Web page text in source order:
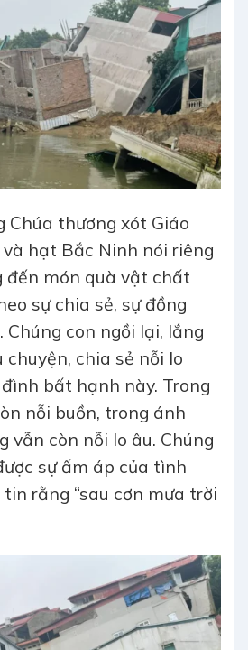
Chúa thương xót Giáo
hạt Bắc Ninh nói riêng
đến món quà vật chất
sự chia sẻ, sự đồng
Chúng con ngồi lại, lắng
chuyện, chia sẻ nỗi lo
bất hạnh này. Trong
nỗi buồn, trong ánh
vẫn còn nỗi lo âu. Chúng
sự ấm áp của tình
rằng “sau cơn mưa trời